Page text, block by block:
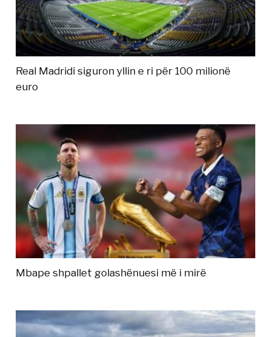
Real Madridi siguron yllin e ri për 100 milionë
euro
Mbape shpallet golashënuesi më i mirë